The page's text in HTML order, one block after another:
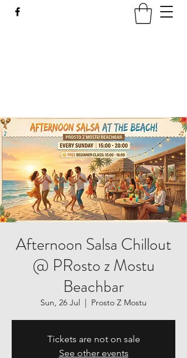
Afternoon Salsa Chillout
@ PRosto z Mostu
Beachbar
Sun, 26 Jul
  |
Prosto Z Mostu
Tickets are not on sale
See other events